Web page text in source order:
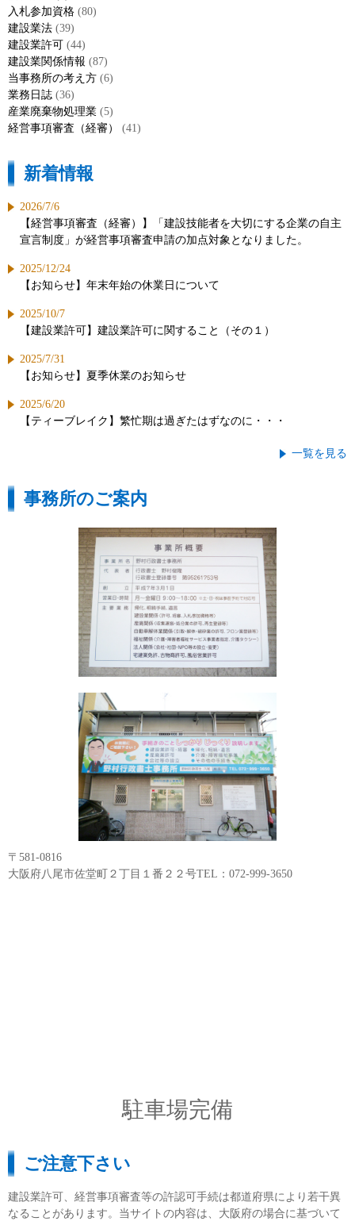
入札参加資格 (80)
建設業法 (39)
建設業許可 (44)
建設業関係情報 (87)
当事務所の考え方 (6)
業務日誌 (36)
産業廃棄物処理業 (5)
経営事項審査（経審）
(41)
新着情報
2026/7/6
【経営事項審査（経審）】「建設技能者を大切にする企業の自主
宣言制度」が経営事項審査申請の加点対象となりました。
2025/12/24
【お知らせ】年末年始の休業日について
2025/10/7
【建設業許可】建設業許可に関すること（その１）
2025/7/31
【お知らせ】夏季休業のお知らせ
2025/6/20
【ティーブレイク】繁忙期は過ぎたはずなのに・・・
一覧を見る
事務所のご案内
〒581-0816
大阪府八尾市佐堂町２丁目１番２２号TEL：072-999-3650
駐車場完備
ご注意下さい
建設業許可、経営事項審査等の許認可手続は都道府県により若干異
なることがあります。当サイトの内容は、大阪府の場合に基づいて